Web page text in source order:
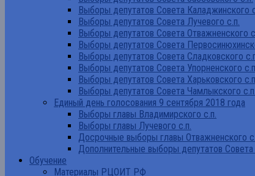
Выборы депутатов Совета Каладжинского
Выборы депутатов Совета Лучевого с.п.
Выборы депутатов Совета Отважненского
Выборы депутатов Совета
Выборы депутатов Совета Сладковского
Выборы депутатов Совета Упорненского
Выборы депутатов Совета Харьковского
Выборы депутатов Совета Чамлыкского с.п.
Единый день голосования 9 сентября 2018 года
Выборы главы Владимирского с.п.
Выборы главы Лучевого с.п.
Досрочные выборы главы Отважненского
Дополнительные выборы депутатов
Обучение
Материалы РЦОИТ РФ